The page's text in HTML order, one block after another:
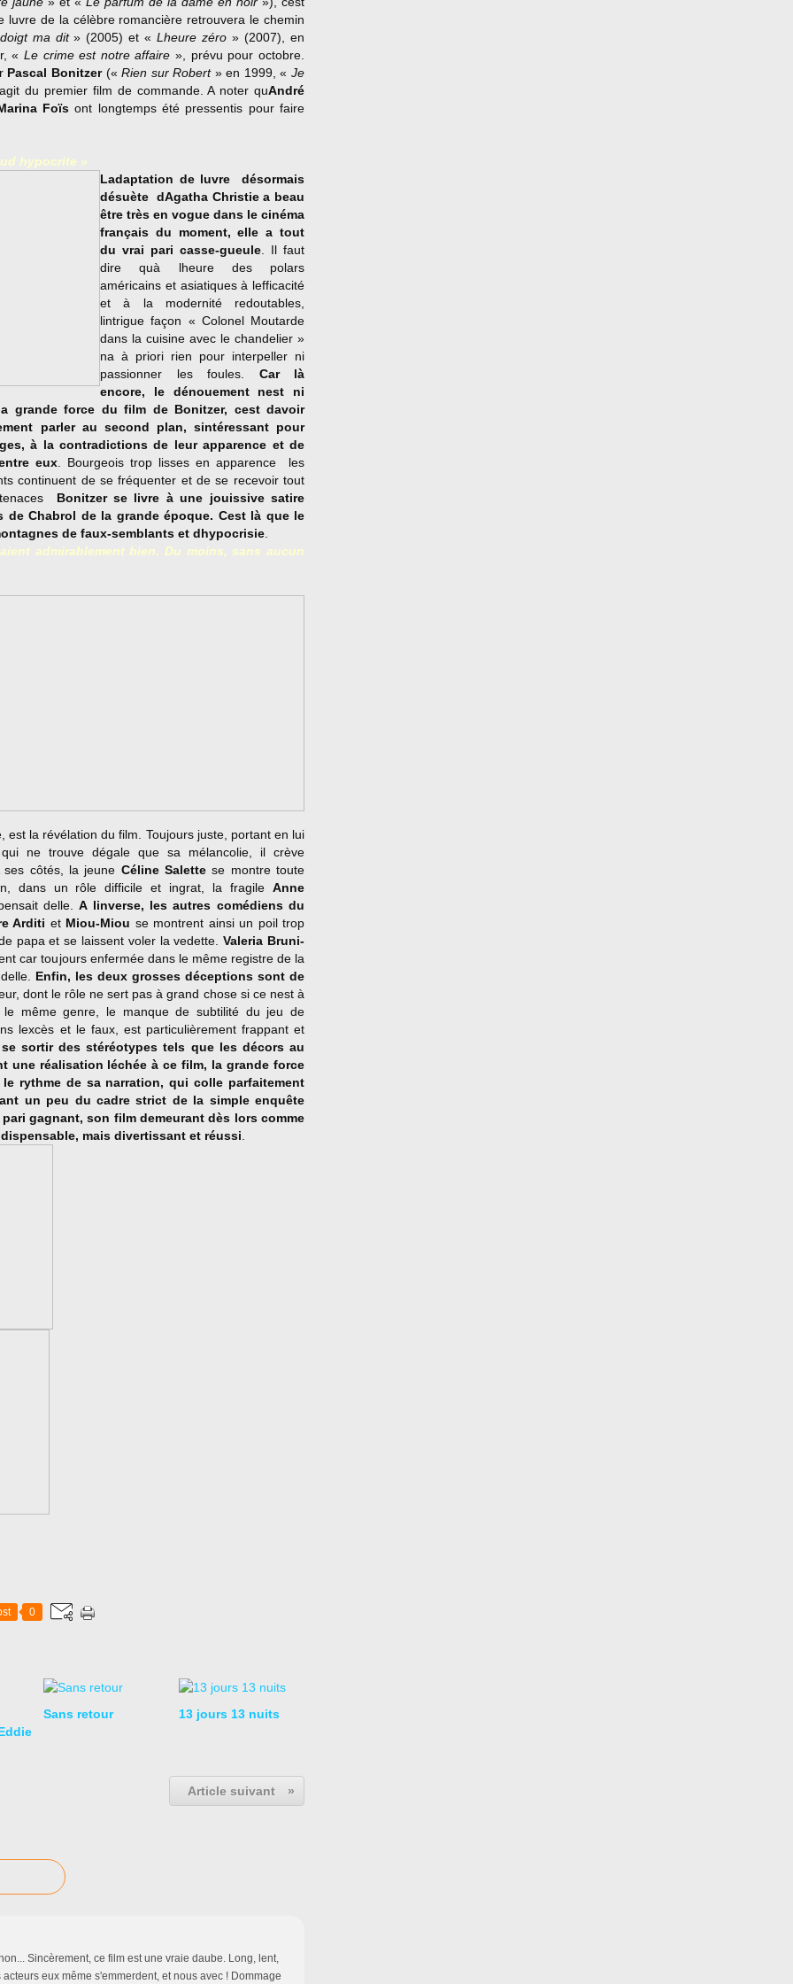
luvre de la célèbre romancière retrouvera le chemin
ma dit» (2005) et «Lheure zéro » (2007), en
« Le crime est notre affaire », prévu pour octobre.
Pascal Bonitzer(«Rien sur Robert» en 1999, « Je
du premier film de commande. A noter quAndré
Foïs ont longtemps été pressentis pour faire
hypocrite »
Ladaptation de luvre  désormais
désuète  dAgatha Christie a beau
être très en vogue dans le cinéma
français du moment, elle a tout
du vrai pari casse-gueule . Il faut
dire quà lheure des polars
américains et asiatiques à lefficacité
et à la modernité redoutables,
lintrigue façon « Colonel Moutarde
dans la cuisine avec le chandelier »
na à priori rien pour interpeller ni
passionner les foules. Car là
encore, le dénouement nest ni
grande force du film de Bonitzer, cest davoir
parler au second plan, sintéressant pour
à la contradictions de leur apparence et de
eux . Bourgeois trop lisses en apparence  les
continuent de se fréquenter et de se recevoir tout
 Bonitzer se livre à une jouissive satire
Chabrol de la grande époque. Cest là que le
de faux-semblants et dhypocrisie
admirablement bien. Du moins, sans aucun
la révélation du film. Toujours juste, portant en lui
ne trouve dégale que sa mélancolie, il crève
ses côtés, la jeune Céline Salettese montre toute
dans un rôle difficile et ingrat, la fragile Anne
delle.A linverse, les autres comédiens du
Arditi et Miou-Miou se montrent ainsi un poil trop
papa et se laissent voler la vedette.Valeria Bruni-
car toujours enfermée dans le même registre de la
Enfin, les deux grosses déceptions sont de
dont le rôle ne sert pas à grand chose si ce nest à
même genre, le manque de subtilité du jeu de
lexcès et le faux, est particulièrement frappant et
se sortir des stéréotypes tels que les décors au
une réalisation léchée à ce film, la grande force
le rythme de sa narration, qui colle parfaitement
un peu du cadre strict de la simple enquête
gagnant, son film demeurant dès lors comme
mais divertissant et réussi
0
Sans retour 13 jours 13 nuits
Article suivant »
Sincèrement, ce film est une vraie daube. Long, lent,
eux même s'emmerdent, et nous avec ! Dommage